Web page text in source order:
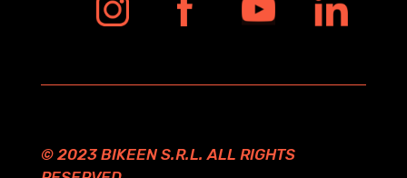
© 2023 BIKEEN S.R.L. ALL RIGHTS